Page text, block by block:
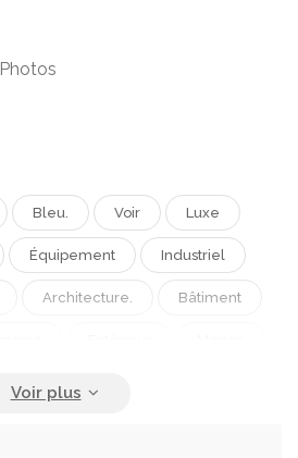
Photos
Bleu. Voir Luxe
Équipement Industriel
Architecture. Bâtiment
Structure